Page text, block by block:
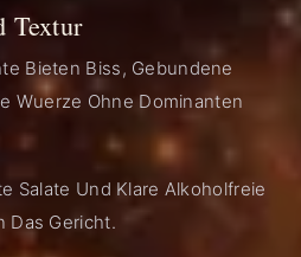
Textur
Bieten Biss, Gebundene
Wuerze Ohne Dominanten
Salate Und Klare Alkoholfreie
Das Gericht.